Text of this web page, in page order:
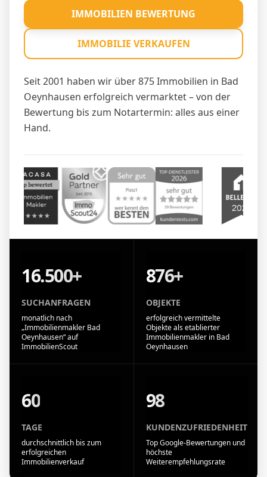
Seit 2001 haben wir über 875 Immobilien in Bad
Oeynhausen erfolgreich vermarktet – von der
Bewertung bis zum Notartermin: alles aus einer
Hand.
IMMOBILIEN BEWERTUNG
IMMOBILIE VERKAUFEN
16.500+
SUCHANFRAGEN
monatlich nach
„Immobilienmakler Bad
Oeynhausen“ auf
ImmobilienScout
876+
OBJEKTE
erfolgreich vermittelte
Objekte als etablierter
Immobilienmakler in Bad
Oeynhausen
60
TAGE
durchschnittlich bis zum
erfolgreichen
Immobilienverkauf
98
KUNDENZUFRIEDENHEIT
Top Google-Bewertungen und
höchste
Weiterempfehlungsrate